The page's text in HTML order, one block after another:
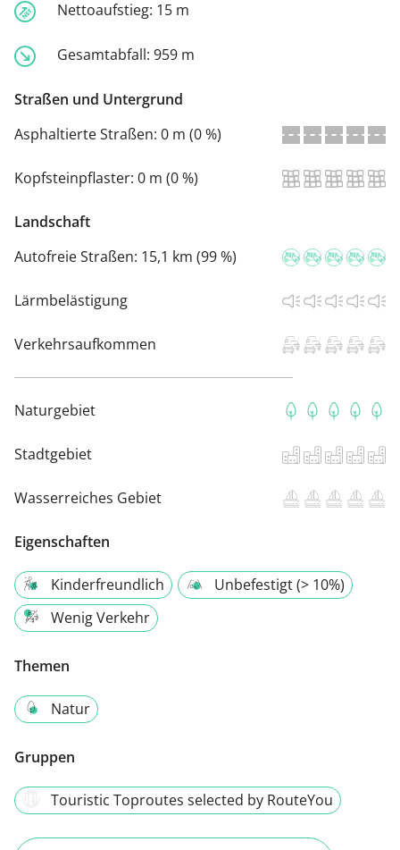
Nettoaufstieg: 15 m
Gesamtabfall: 959 m
Straßen und Untergrund
Asphaltierte Straßen: 0 m (0 %)
Kopfsteinpflaster: 0 m (0 %)
Landschaft
Autofreie Straßen: 15,1 km (99 %)
Lärmbelästigung
Verkehrsaufkommen
Naturgebiet
Stadtgebiet
Wasserreiches Gebiet
Eigenschaften
Kinderfreundlich
Unbefestigt (> 10%)
Wenig Verkehr
Themen
Natur
Gruppen
Touristic Toproutes selected by RouteYou